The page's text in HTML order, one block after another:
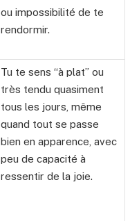
ou impossibilité de te
rendormir.
Tu te sens “à plat” ou
très tendu quasiment
tous les jours, même
quand tout se passe
bien en apparence, avec
peu de capacité à
ressentir de la joie.